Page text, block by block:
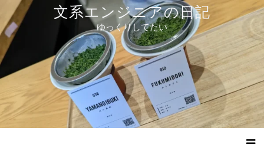
テ
ツ
へ
ス
ッ
プ
文系エンジニアの日記
ゆっくりしてたい